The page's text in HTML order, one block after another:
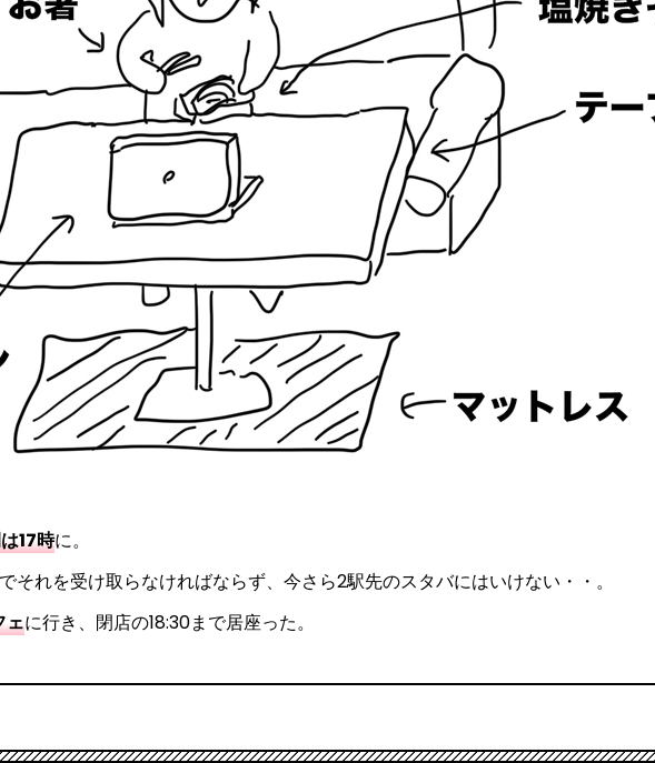
17時に。
それを受け取らなければならず、今さら2駅先のスタバにはいけない・・。
ェに行き、閉店の18:30まで居座った。